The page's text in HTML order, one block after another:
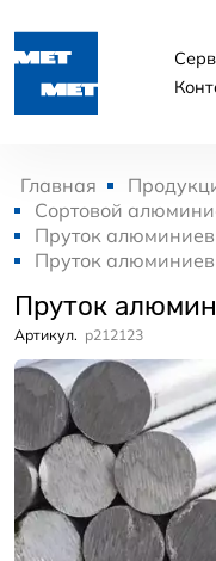
Главная
Сортовой
Пруток
Пруток
Пруток
Артикул. p212123